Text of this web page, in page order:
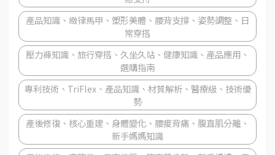
產品知識、緻律馬甲、塑形美體、腰背支撐、姿勢調整、日
常穿搭
壓力褲知識、旅行穿搭、久坐久站、健康知識、產品應用、
選購指南
專利技術、TriFlex、產品知識、材質解析、醫療級、技術優
勢
產後修復、核心重建、身體變化、腰痠背痛、腹直肌分離、
新手媽媽知識